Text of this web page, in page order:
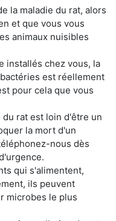
la maladie du rat, alors
et que vous vous
animaux nuisibles
installés chez vous, la
est réellement
pour cela que vous
du rat est loin d'être un
la mort d'un
nous dès
qui s'alimentent,
ils peuvent
microbes le plus